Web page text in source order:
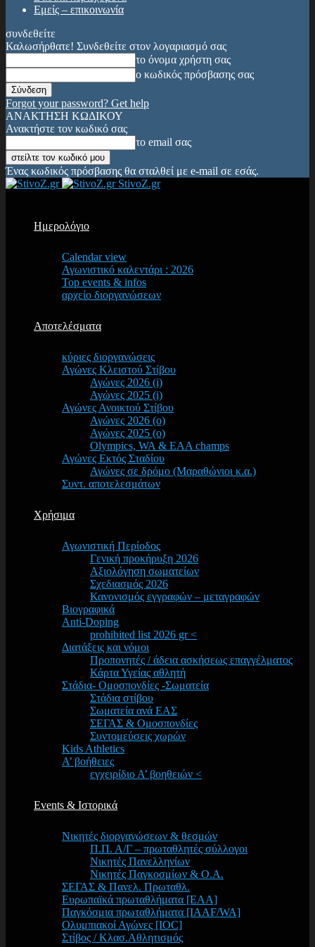
Εμείς – επικοινωνία
συνδεθείτε
Καλωσήρθατε! Συνδεθείτε στον λογαριασμό σας
το όνομα χρήστη σας
ο κωδικός πρόσβασης σας
Forgot your password? Get help
ΑΝΑΚΤΗΣΗ ΚΩΔΙΚΟΥ
Ανακτήστε τον κωδικό σας
το email σας
Ένας κωδικός πρόσβασης θα σταλθεί με e-mail σε εσάς.
StivoZ.gr
Ημερολόγιο
Calendar view
Αγωνιστικό καλεντάρι : 2026
Top events & infos
αρχείο διοργανώσεων
Αποτελέσματα
κύριες διοργανώσεις
Αγώνες Κλειστού Στίβου
Αγώνες 2026 (i)
Αγώνες 2025 (i)
Αγώνες Ανοικτού Στίβου
Αγώνες 2026 (o)
Αγώνες 2025 (o)
Olympics, WA & EAA champs
Αγώνες Εκτός Σταδίου
Αγώνες σε δρόμο (Μαραθώνιοι κ.α.)
Συντ. αποτελεσμάτων
Χρήσιμα
Αγωνιστική Περίοδος
Γενική προκήρυξη 2026
Αξιολόγηση σωματείων
Σχεδιασμός 2026
Κανονισμός εγγραφών – μεταγραφών
Βιογραφικά
Anti-Doping
prohibited list 2026 gr <
Διατάξεις και νόμοι
Προπονητές / άδεια ασκήσεως επαγγέλματος
Κάρτα Υγείας αθλητή
Στάδια- Ομοσπονδίες -Σωματεία
Στάδια στίβου
Σωματεία ανά ΕΑΣ
ΣΕΓΑΣ & Ομοσπονδίες
Συντομεύσεις χωρών
Kids Athletics
Α’ βοήθειες
εγχειρίδιο Α’ βοηθειών <
Events & Ιστορικά
Νικητές διοργανώσεων & θεσμών
Π.Π. Α/Γ – πρωταθλητές σύλλογοι
Νικητές Πανελληνίων
Νικητές Παγκοσμίων & Ο.Α.
ΣΕΓΑΣ & Πανελ. Πρωταθλ.
Ευρωπαϊκά πρωταθλήματα [EAA]
Παγκόσμια πρωταθλήματα [IAAF/WA]
Ολυμπιακοί Αγώνες [IOC]
Στίβος / Κλασ.Αθλητισμός